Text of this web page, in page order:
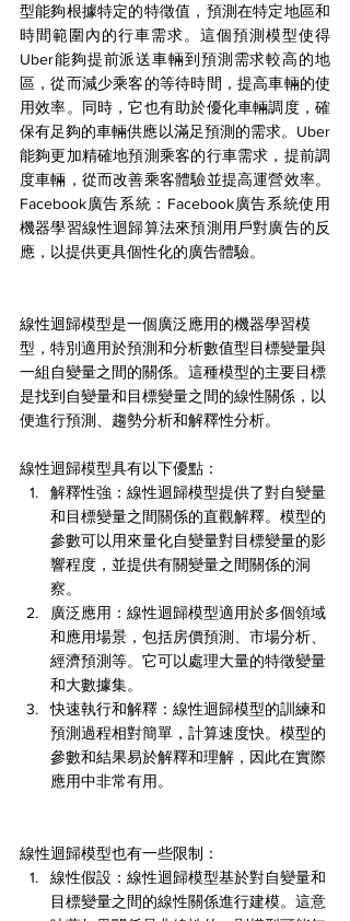
型能夠根據特定的特徵值，預測在特定地區和
時間範圍內的行車需求。這個預測模型使得
Uber能夠提前派送車輛到預測需求較高的地
區，從而減少乘客的等待時間，提高車輛的使
用效率。同時，它也有助於優化車輛調度，確
保有足夠的車輛供應以滿足預測的需求。Uber
能夠更加精確地預測乘客的行車需求，提前調
度車輛，從而改善乘客體驗並提高運營效率。
Facebook廣告系統：Facebook廣告系統使用
機器學習線性迴歸算法來預測用戶對廣告的反
應，以提供更具個性化的廣告體驗。
線性迴歸模型是一個廣泛應用的機器學習模
型，特別適用於預測和分析數值型目標變量與
一組自變量之間的關係。這種模型的主要目標
是找到自變量和目標變量之間的線性關係，以
便進行預測、趨勢分析和解釋性分析。
線性迴歸模型具有以下優點：
解釋性強：線性迴歸模型提供了對自變量
和目標變量之間關係的直觀解釋。模型的
參數可以用來量化自變量對目標變量的影
響程度，並提供有關變量之間關係的洞
察。
廣泛應用：線性迴歸模型適用於多個領域
和應用場景，包括房價預測、市場分析、
經濟預測等。它可以處理大量的特徵變量
和大數據集。
快速執行和解釋：線性迴歸模型的訓練和
預測過程相對簡單，計算速度快。模型的
參數和結果易於解釋和理解，因此在實際
應用中非常有用。
線性迴歸模型也有一些限制：
線性假設：線性迴歸模型基於對自變量和
目標變量之間的線性關係進行建模。這意